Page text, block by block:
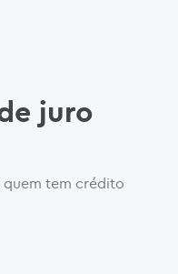
juro
quem tem crédito